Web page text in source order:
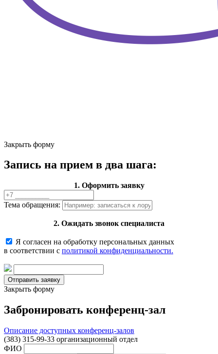
Закрыть форму
Запись на прием в два шага:
1. Оформить заявку
Тема обращения:
2. Ожидать звонок специалиста
Я согласен на обработку персональных данных
в соответствии с политикой конфиденциальности.
Закрыть форму
Забронировать конференц-зал
Описание доступных конференц-залов
(383) 315-99-33 организационный отдел
ФИО